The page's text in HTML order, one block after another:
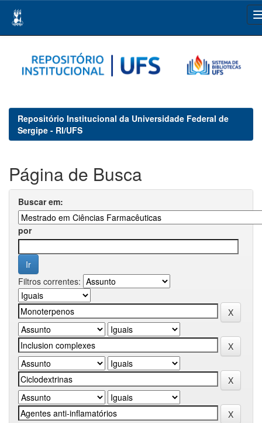
navigation
Repositório Institucional da Universidade Federal de
Sergipe - RI/UFS
Página de Busca
Buscar em:
por
Filtros correntes: